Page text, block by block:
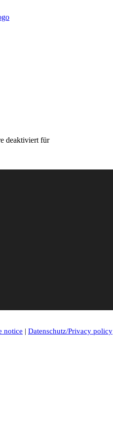
deaktiviert für
notice | Datenschutz/Privacy policy